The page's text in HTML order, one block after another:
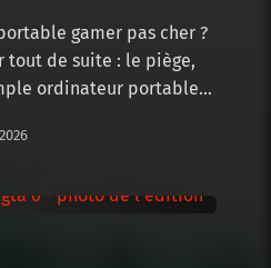
gamer pas cher ?
tout de suite : le piège,
ordinateur portable
assez de puissance
ce n’est pas
moins cher du marché.